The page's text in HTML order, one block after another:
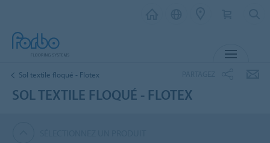
Sol textile floqué - Flotex
SOL TEXTILE FLOQUÉ - FLOTEX